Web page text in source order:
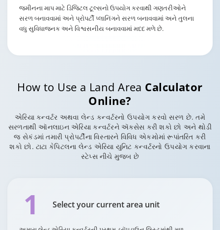
જમીનના માપ માટે ડિજિટલ ટૂલ્સનો ઉપયોગ કરવાથી ગણતરીઓને
સરળ બનાવવામાં અને પ્રોપર્ટી પ્લાનિંગને સરળ બનાવવામાં અને તુલના
વધુ સુવિધાજનક અને વિશ્વસનીય બનાવવામાં મદદ મળે છે.
How to Use a Land Area Calculator
Online?
એરિયા કન્વર્ટર અથવા લેન્ડ કન્વર્ટરનો ઉપયોગ કરવો સરળ છે. તમે
સરળતાથી ઑનલાઇન એરિયા કન્વર્ટરને ઍક્સેસ કરી શકો છો અને થોડી
જ સેકંડમાં તમારી પ્રોપર્ટીના વિસ્તારને વિવિધ એકમોમાં રૂપાંતરિત કરી
શકો છો. ટાટા કેપિટલના લેન્ડ એરિયા યુનિટ કન્વર્ટરનો ઉપયોગ કરવાના
સ્ટેપ્સ નીચે મુજબ છે
1 Select your current area unit